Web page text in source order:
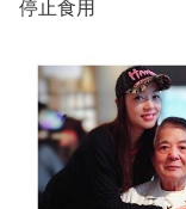
停止食用